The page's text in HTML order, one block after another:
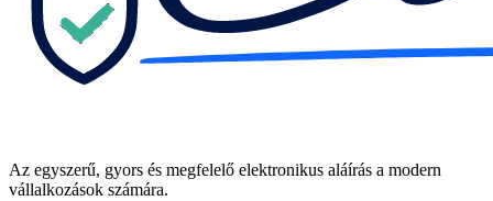
Az egyszerű, gyors és megfelelő elektronikus aláírás a modern
vállalkozások számára.